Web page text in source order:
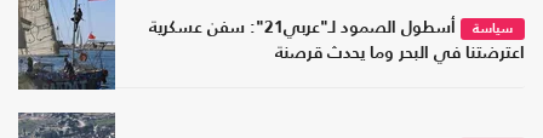
سياسة
أسطول الصمود لـ"عربي21": سفن عسكرية
اعترضتنا في البحر وما يحدث قرصنة